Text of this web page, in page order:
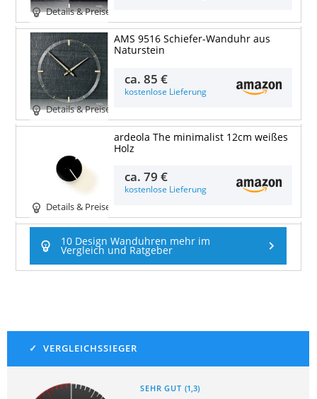
Details & Preise
Details & Preise
AMS 9516 Schiefer-Wanduhr aus
Naturstein
ca.85 €
kostenlose Lieferung
Details & Preise
ardeola The minimalist 12cm weißes
Holz
ca.79 €
kostenlose Lieferung
10 Design Wanduhren mehr im
Vergleich und Ratgeber
SEHR GUT (1,3)